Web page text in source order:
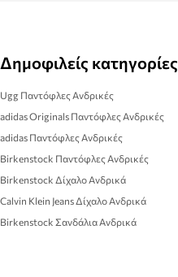
Δημοφιλείς κατηγορίες
Ugg Παντόφλες Ανδρικές
adidas Originals Παντόφλες Ανδρικές
adidas Παντόφλες Ανδρικές
Birkenstock Παντόφλες Ανδρικές
Birkenstock Δίχαλο Ανδρικά
Calvin Klein Jeans Δίχαλο Ανδρικά
Birkenstock Σανδάλια Ανδρικά